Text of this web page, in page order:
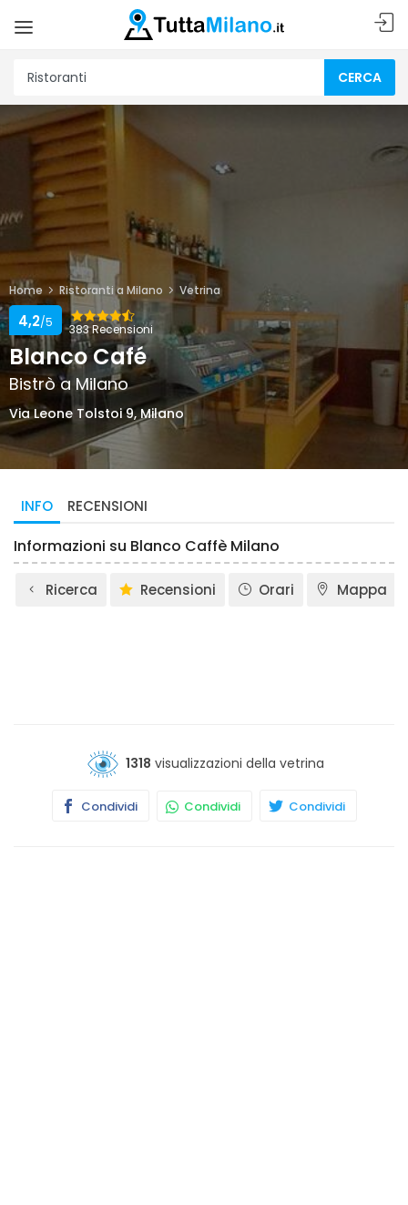
CERCA
Home Ristoranti a Milano Vetrina
383 Recensioni
4,2/5
Blanco Café
Bistrò a Milano
Via Leone Tolstoi 9, Milano
INFO RECENSIONI
Informazioni su Blanco Caffè Milano
Ricerca Recensioni Orari Mappa
1318 visualizzazioni della vetrina
Condividi Condividi Condividi